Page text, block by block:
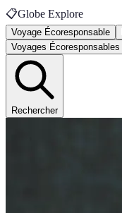
📋Globe Explore
Voyage Écoresponsable
Voyages Écoresponsables
Rechercher